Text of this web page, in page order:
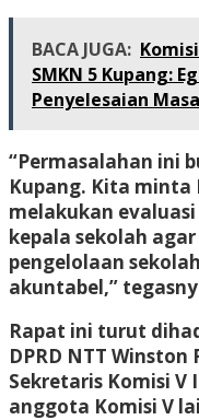
BACA JUGA:
SMKN 5 Kupang:
Penyelesaian
“Permasalahan ini
Kupang. Kita minta
melakukan
kepala sekolah
pengelolaan
akuntabel,”
Rapat ini turut
DPRD NTT
Sekretaris Komisi V
anggota Komisi V